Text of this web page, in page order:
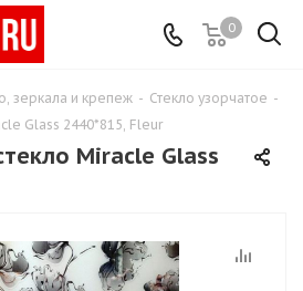
0
зеркала и крепеж - Стекло узорчатое -
Glass 2440*815, Fleur
Miracle Glass